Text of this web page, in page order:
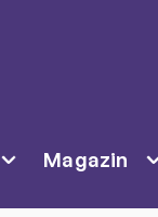
Magazin